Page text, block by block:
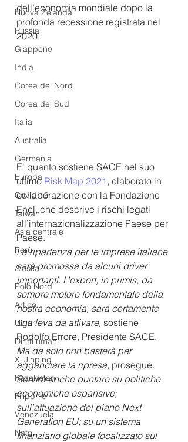
Nuova Zelanda
Russia
Giappone
India
Corea del Nord
Corea del Sud
Italia
Australia
Germania
Europa
Covid-19
Taiwan
Asia centrale
Perù
Alaska
Polo Nord
Artico
Uiguri
Diritti umani
Xi Jinping
Kazakistan
Filippine
Venezuela
Nato
dell’economia mondiale dopo la
profonda recessione registrata nel
2020.
E' quanto sostiene SACE nel suo
ultimo Risk Map 2021 , elaborato in
collaborazione con la Fondazione
Enel, che descrive i rischi legati
all’internazionalizzazione Paese per
Paese.
La ripartenza per le imprese italiane
sarà promossa da alcuni driver
importanti. L’export, in primis, da
sempre motore fondamentale della
nostra economia, sarà certamente
una leva da attivare, sostiene
Rodolfo Errore, Presidente SACE.
Ma da solo non basterà per
agganciare la ripresa, prosegue.
Servirà anche puntare su politiche
economiche espansive;
sull’attuazione del piano Next
Generation EU; su un sistema
finanziario globale focalizzato sul